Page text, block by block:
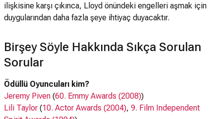
ilişkisine karşı çıkınca, Lloyd önündeki engelleri aşmak için
duygularından daha fazla şeye ihtiyaç duyacaktır.
Birşey Söyle Hakkında Sıkça Sorulan
Sorular
Ödüllü Oyuncuları kim?
Jeremy Piven (60. Emmy Awards (2008))
Lili Taylor (10. Actor Awards (2004), 9. Film Independent